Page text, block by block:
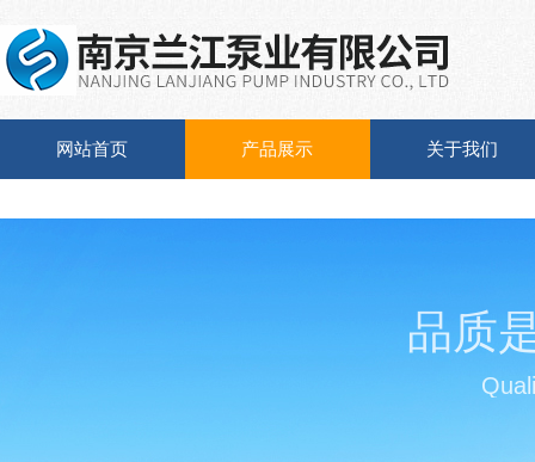
网站首页 产品展示 关于我们
品质